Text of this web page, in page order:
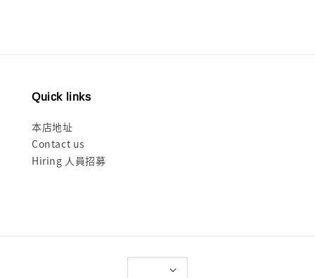
Quick links
本店地址
Contact us
Hiring 人員招募